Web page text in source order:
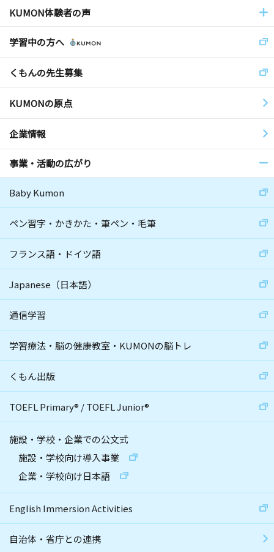
KUMON体験者の声
学習中の方へ
くもんの先生募集
KUMONの原点
企業情報
事業・活動の広がり
Baby Kumon
ペン習字・かきかた・筆ペン・毛筆
フランス語・ドイツ語
Japanese（日本語）
通信学習
学習療法・脳の健康教室・KUMONの脳トレ
くもん出版
TOEFL Primary® /TOEFL Junior®
施設・学校・企業での公文式
施設・学校向け導入事業
企業・学校向け日本語
English Immersion Activities
自治体・省庁との連携